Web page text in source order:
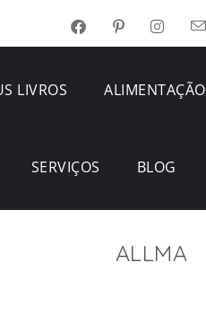
LIVROS ALIMENTAÇÃO
SERVIÇOS BLOG
ALLMA